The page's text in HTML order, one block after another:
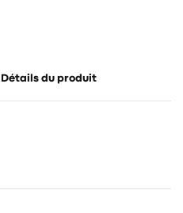
Détails du produit